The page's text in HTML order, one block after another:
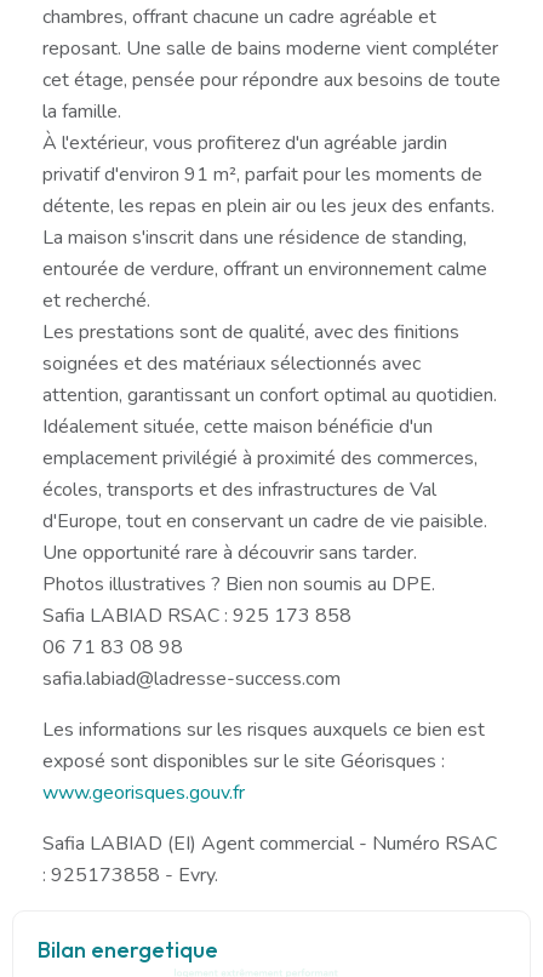
chambres, offrant chacune un cadre agréable et
reposant. Une salle de bains moderne vient compléter
cet étage, pensée pour répondre aux besoins de toute
la famille.
À l'extérieur, vous profiterez d'un agréable jardin
privatif d'environ 91 m², parfait pour les moments de
détente, les repas en plein air ou les jeux des enfants.
La maison s'inscrit dans une résidence de standing,
entourée de verdure, offrant un environnement calme
et recherché.
Les prestations sont de qualité, avec des finitions
soignées et des matériaux sélectionnés avec
attention, garantissant un confort optimal au quotidien.
Idéalement située, cette maison bénéficie d'un
emplacement privilégié à proximité des commerces,
écoles, transports et des infrastructures de Val
d'Europe, tout en conservant un cadre de vie paisible.
Une opportunité rare à découvrir sans tarder.
Photos illustratives ? Bien non soumis au DPE.
Safia LABIAD RSAC : 925 173 858
06 71 83 08 98
safia.labiad@ladresse-success.com
Les informations sur les risques auxquels ce bien est
exposé sont disponibles sur le site Géorisques :
www.georisques.gouv.fr
Safia LABIAD (EI) Agent commercial - Numéro RSAC
: 925173858 - Evry.
Bilan energetique